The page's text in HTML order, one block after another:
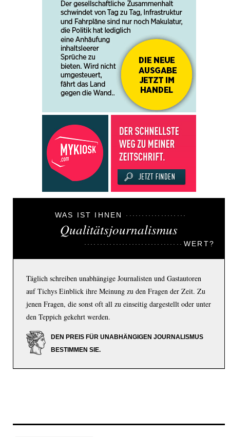
WAS IST IHNEN
Qualitätsjournalismus
WERT?
Täglich schreiben unabhängige Journalisten und Gastautoren
auf Tichys Einblick ihre Meinung zu den Fragen der Zeit. Zu
jenen Fragen, die sonst oft all zu einseitig dargestellt oder unter
den Teppich gekehrt werden.
DEN PREIS FÜR UNABHÄNGIGEN JOURNALISMUS
BESTIMMEN SIE.